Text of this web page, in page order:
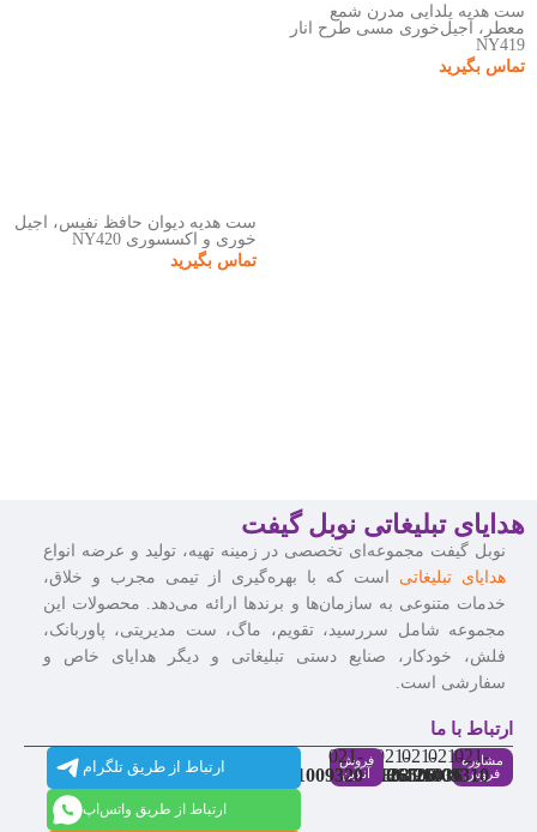
ست هدیه یلدایی مدرن شمع
معطر، آجیل‌خوری مسی طرح انار
NY419
تماس بگیرید
ست هدیه دیوان حافظ نفیس، آجیل
خوری و اکسسوری NY420
تماس بگیرید
هدایای تبلیغاتی نوبل گیفت
نوبل گیفت مجموعه‌ای تخصصی در زمینه تهیه، تولید و عرضه انواع
هدایای تبلیغاتی است که با بهره‌گیری از تیمی مجرب و خلاق،
خدمات متنوعی به سازمان‌ها و برندها ارائه می‌دهد. محصولات این
مجموعه شامل سررسید، تقویم، ماگ، ست مدیریتی، پاوربانک،
فلش، خودکار، صنایع دستی تبلیغاتی و دیگر هدایای خاص و
سفارشی است.
ارتباط با ما
مشاوره
فروش
021-
91009310
021-
86126036
021-
86126506
021-
88537803
فروش
آنلاین
021-
91009320
ارتباط از طریق تلگرام
ارتباط از طریق واتس‌اپ